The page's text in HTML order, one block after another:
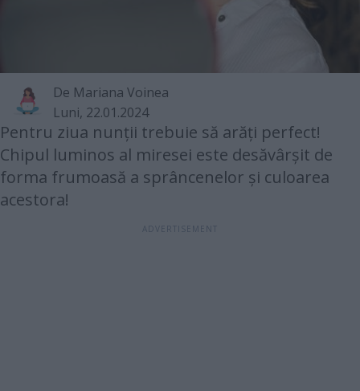
De Mariana Voinea
Luni, 22.01.2024
Pentru ziua nunții trebuie să arăți perfect!
Chipul luminos al miresei este desăvârșit de
forma frumoasă a sprâncenelor și culoarea
acestora!